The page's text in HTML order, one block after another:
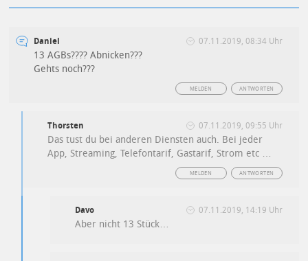
Daniel 07.11.2019, 08:34 Uhr
13 AGBs???? Abnicken???
Gehts noch???
ANTWORTEN
MELDEN
Thorsten 07.11.2019, 09:55 Uhr
Das tust du bei anderen Diensten auch. Bei jeder
App, Streaming, Telefontarif, Gastarif, Strom etc …
ANTWORTEN
MELDEN
Davo 07.11.2019, 14:19 Uhr
Aber nicht 13 Stück…